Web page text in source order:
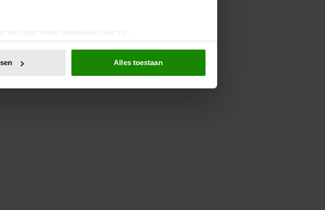
een paar meter nauwkeurig kan zijn
eigenschappen (fingerprinting)
Alles toestaan